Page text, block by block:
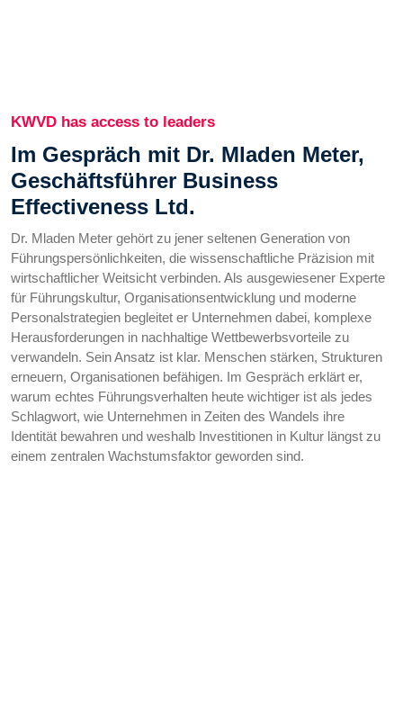
KWVD has access to leaders
Im Gespräch mit Dr. Mladen Meter,
Geschäftsführer Business
Effectiveness Ltd.
Dr. Mladen Meter gehört zu jener seltenen Generation von
Führungspersönlichkeiten, die wissenschaftliche Präzision mit
wirtschaftlicher Weitsicht verbinden. Als ausgewiesener Experte
für Führungskultur, Organisationsentwicklung und moderne
Personalstrategien begleitet er Unternehmen dabei, komplexe
Herausforderungen in nachhaltige Wettbewerbsvorteile zu
verwandeln. Sein Ansatz ist klar. Menschen stärken, Strukturen
erneuern, Organisationen befähigen. Im Gespräch erklärt er,
warum echtes Führungsverhalten heute wichtiger ist als jedes
Schlagwort, wie Unternehmen in Zeiten des Wandels ihre
Identität bewahren und weshalb Investitionen in Kultur längst zu
einem zentralen Wachstumsfaktor geworden sind.